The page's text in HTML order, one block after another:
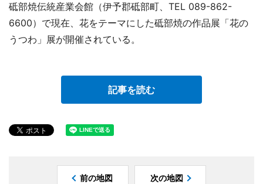
砥部焼伝統産業会館（伊予郡砥部町、TEL 089-862-
6600）で現在、花をテーマにした砥部焼の作品展「花の
うつわ」展が開催されている。
記事を読む
前の地図 次の地図